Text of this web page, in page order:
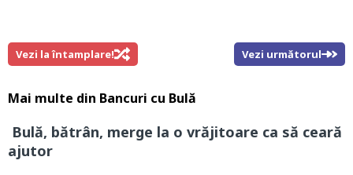
Vezi la întamplare! Vezi următorul
Mai multe din Bancuri cu Bulă
Bulă, bătrân, merge la o vrăjitoare ca să ceară
ajutor